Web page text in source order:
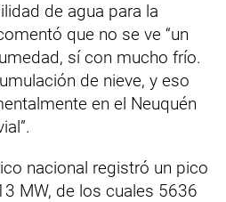
de agua para la
que no se ve “un
sí con mucho frío.
de nieve, y eso
en el Neuquén
nacional registró un pico
MW, de los cuales 5636